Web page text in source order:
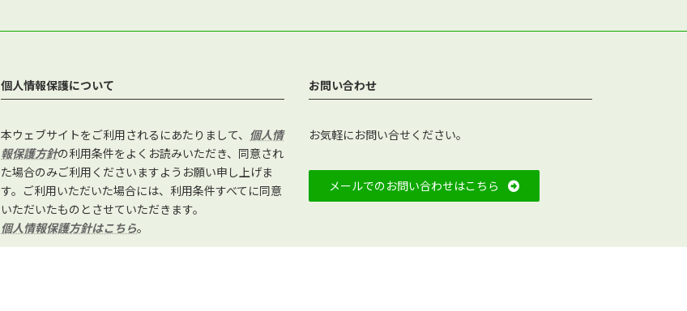
個人情報保護について
本ウェブサイトをご利用されるにあたりまして、
個人情
報保護方針の利用条件をよくお読みいただき、同意され
た場合のみご利用くださいますようお願い申し上げま
す。ご利用いただいた場合には、利用条件すべてに同意
いただいたものとさせていただきます。
個人情報保護方針はこちら。
お問い合わせ
お気軽にお問い合せください。
メールでのお問い合わせはこちら